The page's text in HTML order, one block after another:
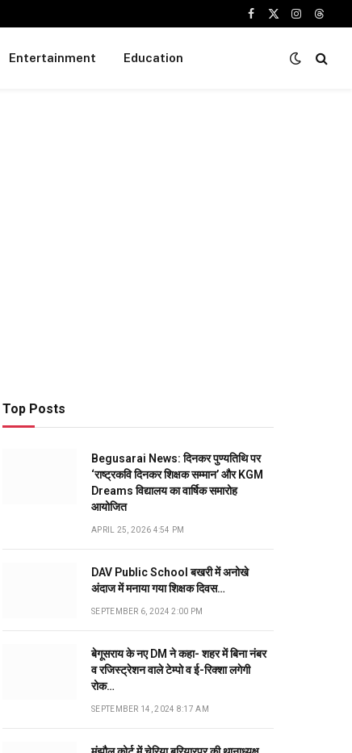
Facebook
X
Instagram
Entertainment Education
Top Posts
Begusarai News: दिनकर पुण्यतिथि पर
‘राष्ट्रकवि दिनकर शिक्षक सम्मान’ और KGM
Dreams विद्यालय का वार्षिक समारोह
आयोजित
APRIL 25, 2026 4:54 PM
DAV Public School बखरी में अनोखे
अंदाज में मनाया गया शिक्षक दिवस…
SEPTEMBER 6, 2024 2:00 PM
बेगूसराय के नए DM ने कहा- शहर में बिना नंबर
व रजिस्ट्रेशन वाले टेम्पो व ई-रिक्शा लगेगी
रोक…
SEPTEMBER 14, 2024 8:17 AM